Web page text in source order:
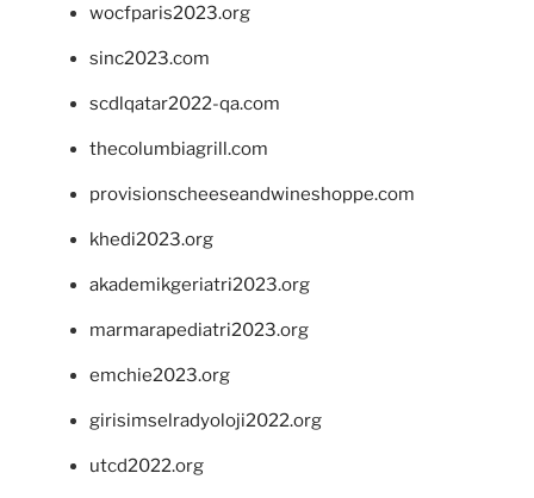
wocfparis2023.org
sinc2023.com
scdlqatar2022-qa.com
thecolumbiagrill.com
provisionscheeseandwineshoppe.com
khedi2023.org
akademikgeriatri2023.org
marmarapediatri2023.org
emchie2023.org
girisimselradyoloji2022.org
utcd2022.org